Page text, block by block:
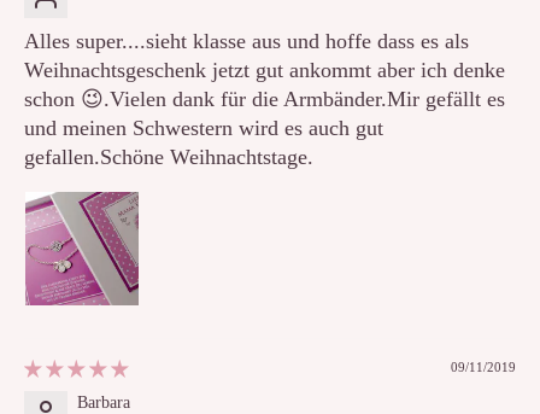
Alles super....sieht klasse aus und hoffe dass es als
Weihnachtsgeschenk jetzt gut ankommt aber ich denke
schon 😉.Vielen dank für die Armbänder.Mir gefällt es
und meinen Schwestern wird es auch gut
gefallen.Schöne Weihnachtstage.
09/11/2019
Barbara